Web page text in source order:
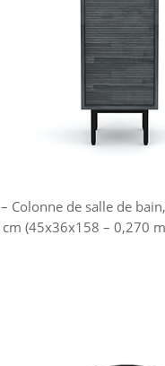
– Colonne de salle de
cm (45x36x158 – 0,270